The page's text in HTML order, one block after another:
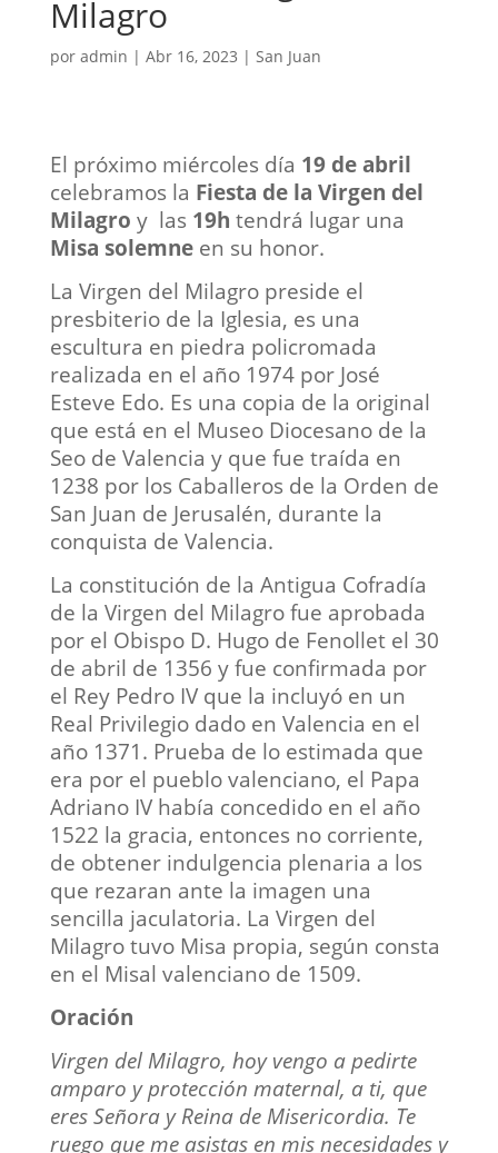
Milagro
por admin | Abr 16, 2023 | San Juan
El próximo miércoles día 19 de abril
celebramos la Fiesta de la Virgen del
Milagro y las 19h tendrá lugar una
Misa solemneen su honor.
La Virgen del Milagro preside el
presbiterio de la Iglesia, es una
escultura en piedra policromada
realizada en el año 1974 por José
Esteve Edo. Es una copia de la original
que está en el Museo Diocesano de la
Seo de Valencia y que fue traída en
1238 por los Caballeros de la Orden de
San Juan de Jerusalén, durante la
conquista de Valencia.
La constitución de la Antigua Cofradía
de la Virgen del Milagro fue aprobada
por el Obispo D. Hugo de Fenollet el 30
de abril de 1356 y fue confirmada por
el Rey Pedro IV que la incluyó en un
Real Privilegio dado en Valencia en el
año 1371. Prueba de lo estimada que
era por el pueblo valenciano, el Papa
Adriano IV había concedido en el año
1522 la gracia, entonces no corriente,
de obtener indulgencia plenaria a los
que rezaran ante la imagen una
sencilla jaculatoria. La Virgen del
Milagro tuvo Misa propia, según consta
en el Misal valenciano de 1509.
Oración
Virgen del Milagro, hoy vengo a pedirte
amparo y protección maternal, a ti, que
eres Señora y Reina de Misericordia. Te
ruego que me asistas en mis necesidades y